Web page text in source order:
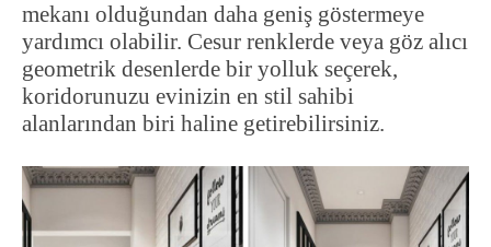
mekanı olduğundan daha geniş göstermeye
yardımcı olabilir. Cesur renklerde veya göz alıcı
geometrik desenlerde bir yolluk seçerek,
koridorunuzu evinizin en stil sahibi
alanlarından biri haline getirebilirsiniz.